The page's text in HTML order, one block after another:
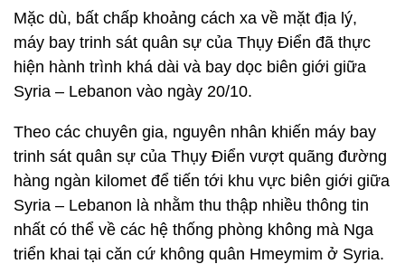
Mặc dù, bất chấp khoảng cách xa về mặt địa lý,
máy bay trinh sát quân sự của Thụy Điển đã thực
hiện hành trình khá dài và bay dọc biên giới giữa
Syria – Lebanon vào ngày 20/10.
Theo các chuyên gia, nguyên nhân khiến máy bay
trinh sát quân sự của Thụy Điển vượt quãng đường
hàng ngàn kilomet để tiến tới khu vực biên giới giữa
Syria – Lebanon là nhằm thu thập nhiều thông tin
nhất có thể về các hệ thống phòng không mà Nga
triển khai tại căn cứ không quân Hmeymim ở Syria.